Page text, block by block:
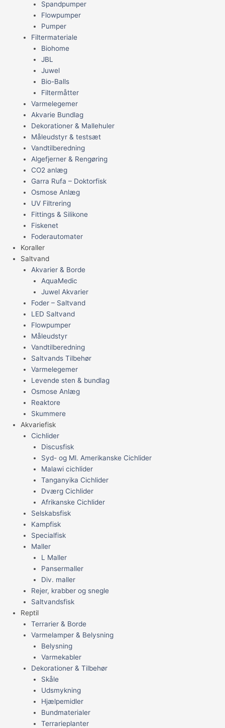
Spandpumper
Flowpumper
Pumper
Filtermateriale
Biohome
JBL
Juwel
Bio-Balls
Filtermåtter
Varmelegemer
Akvarie Bundlag
Dekorationer & Mallehuler
Måleudstyr & testsæt
Vandtilberedning
Algefjerner & Rengøring
CO2 anlæg
Garra Rufa – Doktorfisk
Osmose Anlæg
UV Filtrering
Fittings & Silikone
Fiskenet
Foderautomater
Koraller
Saltvand
Akvarier & Borde
AquaMedic
Juwel Akvarier
Foder – Saltvand
LED Saltvand
Flowpumper
Måleudstyr
Vandtilberedning
Saltvands Tilbehør
Varmelegemer
Levende sten & bundlag
Osmose Anlæg
Reaktore
Skummere
Akvariefisk
Cichlider
Discusfisk
Syd- og Ml. Amerikanske Cichlider
Malawi cichlider
Tanganyika Cichlider
Dværg Cichlider
Afrikanske Cichlider
Selskabsfisk
Kampfisk
Specialfisk
Maller
L Maller
Pansermaller
Div. maller
Rejer, krabber og snegle
Saltvandsfisk
Reptil
Terrarier & Borde
Varmelamper & Belysning
Belysning
Varmekabler
Dekorationer & Tilbehør
Skåle
Udsmykning
Hjælpemidler
Bundmaterialer
Terrarieplanter